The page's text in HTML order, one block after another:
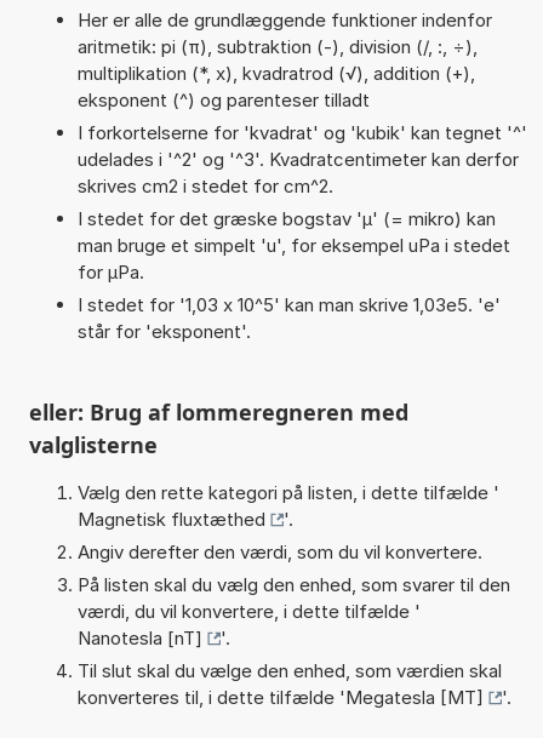
Her er alle de grundlæggende funktioner indenfor
aritmetik: pi (π), subtraktion (-), division (/, :, ÷),
multiplikation (*, x), kvadratrod (√), addition (+),
eksponent (^) og parenteser tilladt
I forkortelserne for 'kvadrat' og 'kubik' kan tegnet '^'
udelades i '^2' og '^3'. Kvadratcentimeter kan derfor
skrives cm2 i stedet for cm^2.
I stedet for det græske bogstav 'µ' (= mikro) kan
man bruge et simpelt 'u', for eksempel uPa i stedet
for µPa.
I stedet for '1,03 x 10^5' kan man skrive 1,03e5. 'e'
står for 'eksponent'.
eller: Brug af lommeregneren med
valglisterne
Vælg den rette kategori på listen, i dette tilfælde '
Magnetisk fluxtæthed
'.
Angiv derefter den værdi, som du vil konvertere.
På listen skal du vælg den enhed, som svarer til den
værdi, du vil konvertere, i dette tilfælde '
Nanotesla [nT]
'.
Til slut skal du vælge den enhed, som værdien skal
konverteres til, i dette tilfælde 'Megatesla [MT] '.